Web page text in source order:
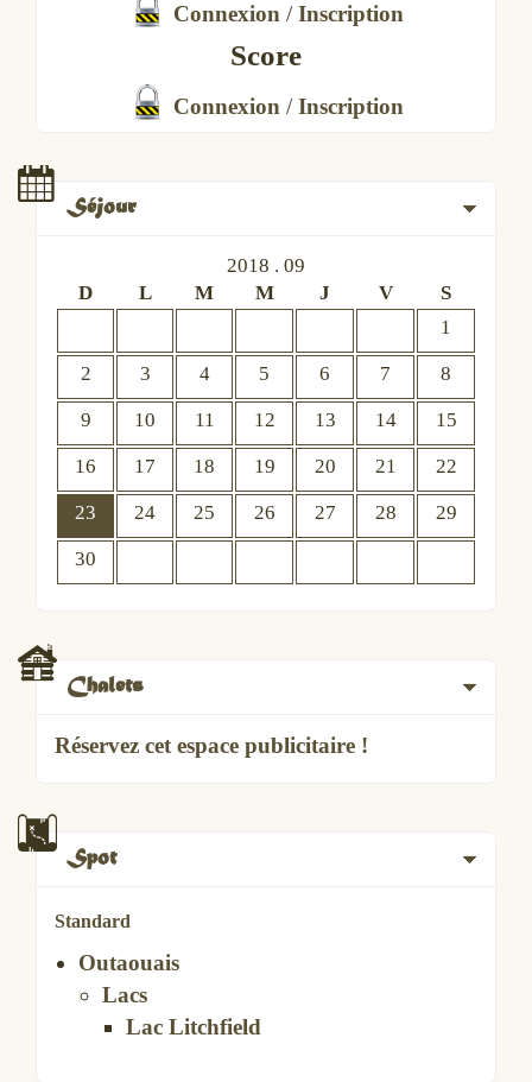
Connexion /Inscription
Score
Connexion /Inscription
Séjour
2018 . 09
D
L M M J V
S
1
2 3 4 5 6 7 8
9 10 11 12 13 14 15
16 17 18 19 20 21 22
23 24 25 26 27 28 29
30
Chalets
Réservez cet espace publicitaire !
Spot
Standard
Outaouais
Lacs
Lac Litchfield